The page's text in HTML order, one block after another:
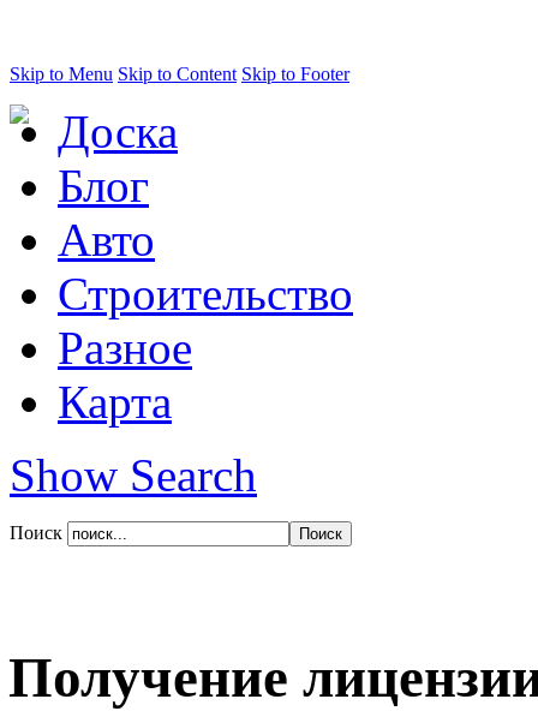
Skip to Menu Skip to Content Skip to Footer
Доска
Блог
Авто
Строительство
Разное
Карта
Show Search
Поиск
Получение